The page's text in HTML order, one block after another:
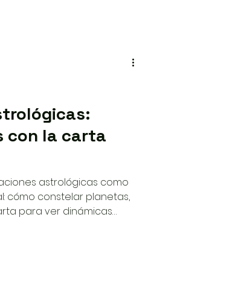
con la carta
astrológicas como
cómo constelar planetas,
para ver dinámicas